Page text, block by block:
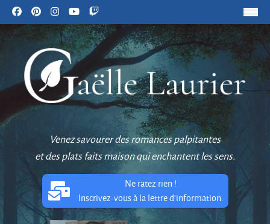
Venez savourer des romances palpitantes
et des plats faits maison qui enchantent les sens.
Ne ratez rien !
Inscrivez-vous à la lettre d'information.